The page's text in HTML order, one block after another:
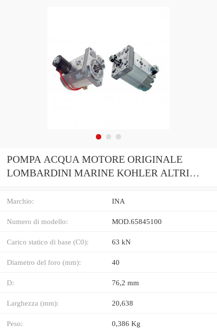
POMPA ACQUA MOTORE ORIGINALE
LOMBARDINI MARINE KOHLER ALTRI
Marchio: INA
Numero di modello: MOD.65845100
Carico statico di base (C0): 63 kN
Diametro del foro (mm): 40
D: 76,2 mm
Larghezza (mm): 20,638
Peso: 0,386 Kg